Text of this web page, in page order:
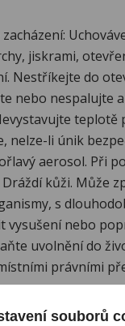
jiskrami,
Nestříkejte do
nebo nespalujte
teplotě
nelze-li únik
aerosol. Při
kůži. Může
s
vysušení nebo
uvolnění do
právními
souborů